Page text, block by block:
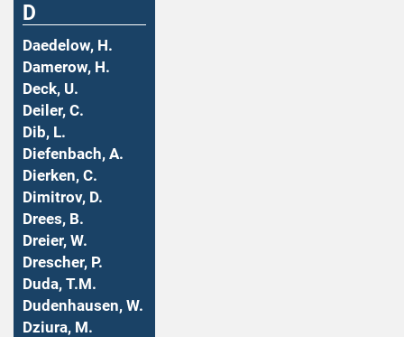
D
Daedelow, H.
Damerow, H.
Deck, U.
Deiler, C.
Dib, L.
Diefenbach, A.
Dierken, C.
Dimitrov, D.
Drees, B.
Dreier, W.
Drescher, P.
Duda, T.M.
Dudenhausen, W.
Dziura, M.